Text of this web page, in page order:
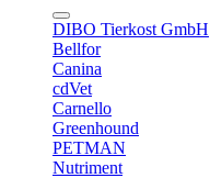
DIBO Tierkost GmbH
Bellfor
Canina
cdVet
Carnello
Greenhound
PETMAN
Nutriment